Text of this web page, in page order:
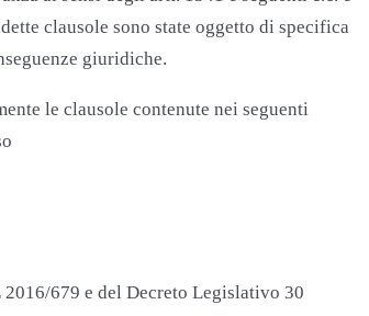
clausole sono state oggetto di specifica
giuridiche.
le clausole contenute nei seguenti
679 e del Decreto Legislativo 30